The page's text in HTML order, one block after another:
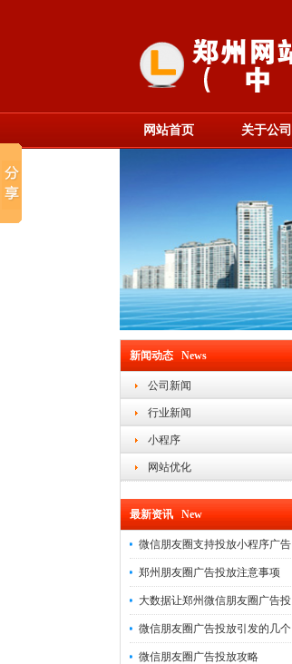
网站首页 关于公司
新闻动态 News
公司新闻
行业新闻
小程序
网站优化
最新资讯 New
微信朋友圈支持投放小程序广告
郑州朋友圈广告投放注意事项
大数据让郑州微信朋友圈广告投
微信朋友圈广告投放引发的几个
微信朋友圈广告投放攻略